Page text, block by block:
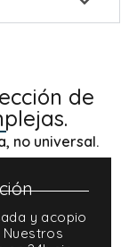
de
no universal.
y acopio